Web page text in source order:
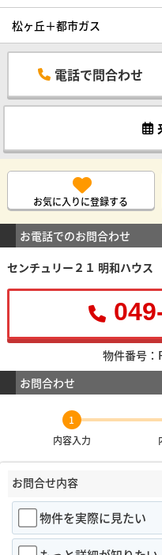
松ヶ丘＋都市ガス
電話で問合わせ
お気に入りに登録する
お電話でのお問合わせ
センチュリー２１ 明和ハウス
物件番号
お問合わせ
1
内容入力
お問合せ内容
物件を実際に見たい